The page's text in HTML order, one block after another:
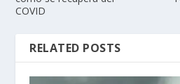
COVID
RELATED POSTS